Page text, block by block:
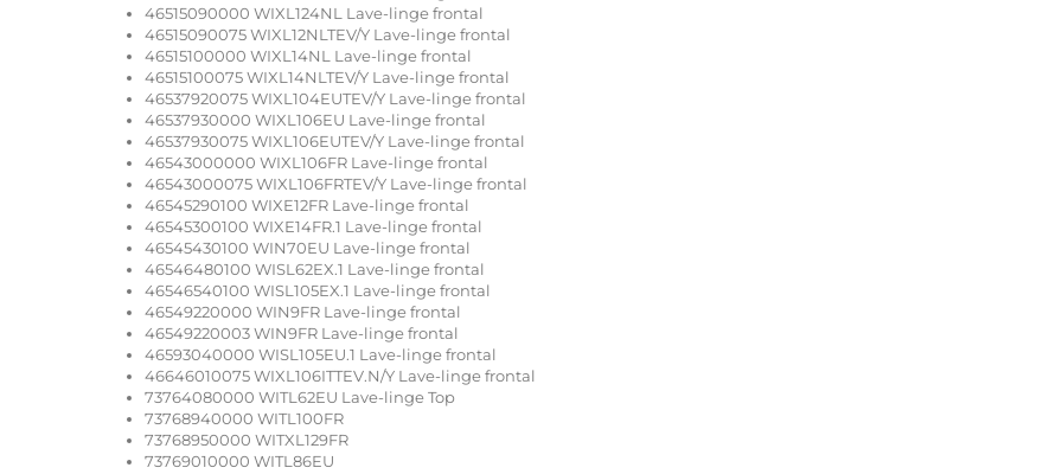
46515090000 WIXL124NL Lave-linge frontal
46515090075 WIXL12NLTEV/Y Lave-linge frontal
46515100000 WIXL14NL Lave-linge frontal
46515100075 WIXL14NLTEV/Y Lave-linge frontal
46537920075 WIXL104EUTEV/Y Lave-linge frontal
46537930000 WIXL106EU Lave-linge frontal
46537930075 WIXL106EUTEV/Y Lave-linge frontal
46543000000 WIXL106FR Lave-linge frontal
46543000075 WIXL106FRTEV/Y Lave-linge frontal
46545290100 WIXE12FR Lave-linge frontal
46545300100 WIXE14FR.1 Lave-linge frontal
46545430100 WIN70EU Lave-linge frontal
46546480100 WISL62EX.1 Lave-linge frontal
46546540100 WISL105EX.1 Lave-linge frontal
46549220000 WIN9FR Lave-linge frontal
46549220003 WIN9FR Lave-linge frontal
46593040000 WISL105EU.1 Lave-linge frontal
46646010075 WIXL106ITTEV.N/Y Lave-linge frontal
73764080000 WITL62EU Lave-linge Top
73768940000 WITL100FR
73768950000 WITXL129FR
73769010000 WITL86EU